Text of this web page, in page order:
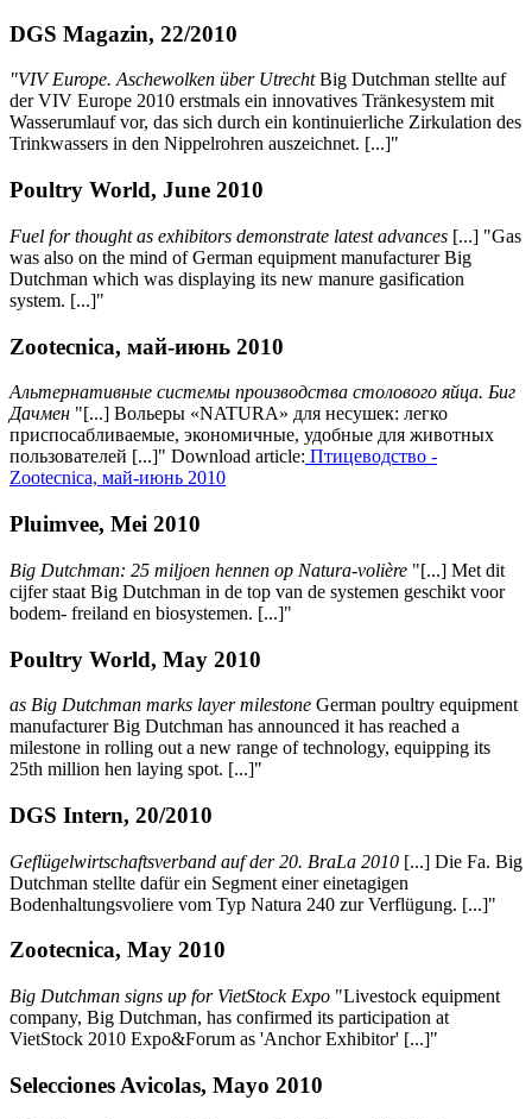
DGS Magazin, 22/2010
"VIV Europe. Aschewolken über UtrechtBig Dutchman stellte auf
der VIV Europe 2010 erstmals ein innovatives Tränkesystem mit
Wasserumlauf vor, das sich durch ein kontinuierliche Zirkulation des
Trinkwassers in den Nippelrohren auszeichnet. [...]"
Poultry World, June 2010
Fuel for thought as exhibitors demonstrate latest advances [...] "Gas
was also on the mind of German equipment manufacturer Big
Dutchman which was displaying its new manure gasification
system. [...]"
Zootecnica, май-июнь 2010
Альтернативные системы производства столового яйца. Биг
Дачмен "[...] Вольеры «NATURA» для несушек: легко
приспосабливаемые, экономичные, удобные для животных
пользователей [...]" Download article: Птицеводство -
Zootecnica, май-июнь 2010
Pluimvee, Mei 2010
Big Dutchman: 25 miljoen hennen op Natura-volière "[...] Met dit
cijfer staat Big Dutchman in de top van de systemen geschikt voor
bodem- freiland en biosystemen. [...]"
Poultry World, May 2010
as Big Dutchman marks layer milestone German poultry equipment
manufacturer Big Dutchman has announced it has reached a
milestone in rolling out a new range of technology, equipping its
25th million hen laying spot. [...]"
DGS Intern, 20/2010
Geflügelwirtschaftsverband auf der 20. BraLa 2010 [...] Die Fa. Big
Dutchman stellte dafür ein Segment einer einetagigen
Bodenhaltungsvoliere vom Typ Natura 240 zur Verflügung. [...]"
Zootecnica, May 2010
Big Dutchman signs up for VietStock Expo "Livestock equipment
company, Big Dutchman, has confirmed its participation at
VietStock 2010 Expo&Forum as 'Anchor Exhibitor' [...]"
Selecciones Avicolas, Mayo 2010